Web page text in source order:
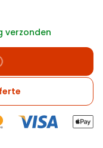
verzonden